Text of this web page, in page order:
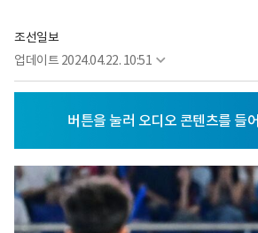
조선일보
업데이트 2024.04.22. 10:51